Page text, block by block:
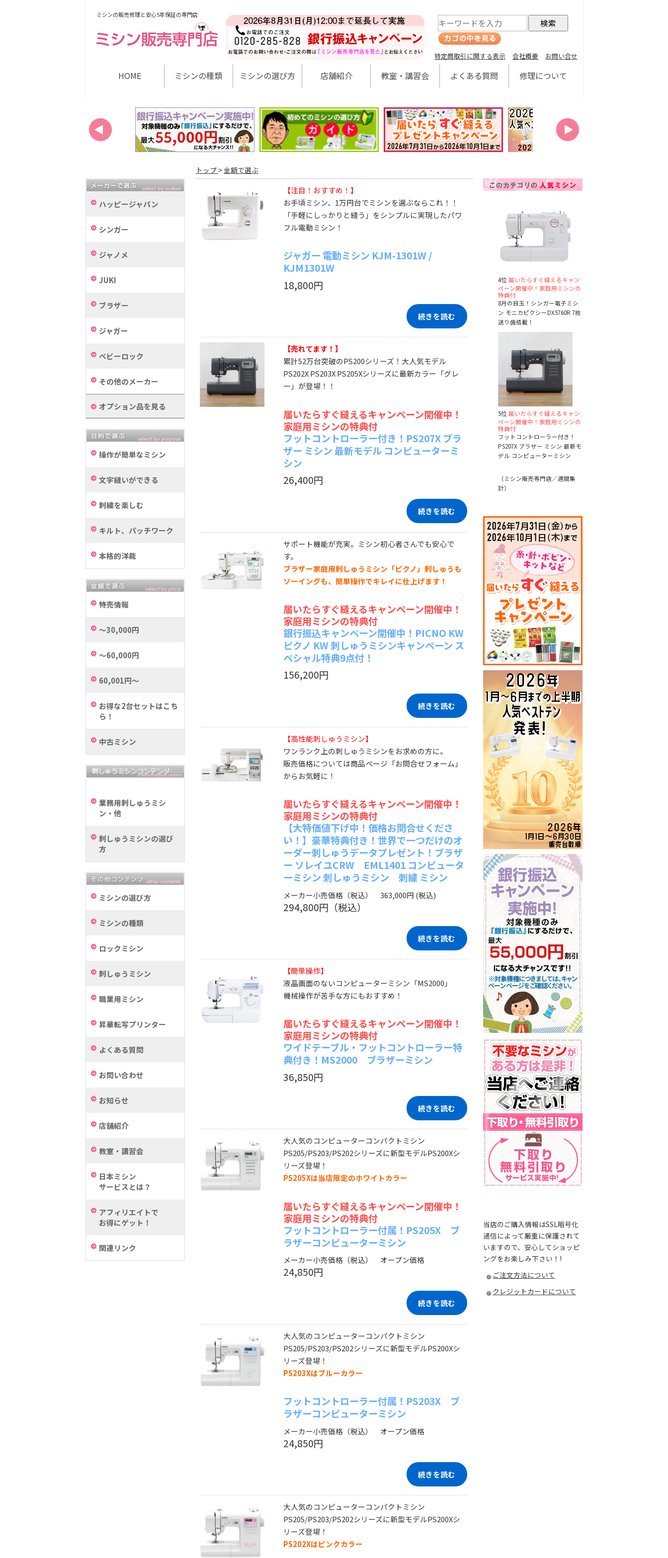
ミシンの販売修理と安心5年保証の専門店
特定商取引に関する表示 会社概要 お問い合せ
HOME ミシンの種類 ミシンの選び方 店舗紹介 教室・講習会 よくある質問 修理について
トップ >金額で選ぶ
【注目！おすすめ！】
お手頃ミシン、1万円台でミシンを選ぶならこれ！！
「手軽にしっかりと縫う」をシンプルに実現したパワ
フル電動ミシン！
ジャガー 電動ミシン KJM-1301W /
KJM1301W
18,800円
続きを読む
【売れてます！】
累計52万台突破のPS200シリーズ！大人気モデル
PS202X PS203X PS205Xシリーズに最新カラー「グレ
ー」が登場！！
届いたらすぐ縫えるキャンペーン開催中！
家庭用ミシンの特典付
フットコントローラー付き！PS207X ブラ
ザー ミシン 最新モデル コンピューターミ
シン
26,400円
続きを読む
サポート機能が充実。ミシン初心者さんでも安心で
す。
ブラザー家庭用刺しゅうミシン「ピクノ」刺しゅうも
ソーイングも、簡単操作でキレイに仕上げます！
届いたらすぐ縫えるキャンペーン開催中！
家庭用ミシンの特典付
銀行振込キャンペーン開催中！PICNO KW
ピクノ KW 刺しゅうミシンキャンペーン ス
ペシャル特典9点付！
156,200円
続きを読む
【高性能刺しゅうミシン】
ワンランク上の刺しゅうミシンをお求めの方に。
販売価格については商品ページ「お問合せフォーム」
からお気軽に！
届いたらすぐ縫えるキャンペーン開催中！
家庭用ミシンの特典付
【大特価値下げ中！価格お問合せくださ
い！】豪華特典付き！世界で一つだけのオ
ーダー刺しゅうデータプレゼント！ブラザ
ー ソレイユCRW EML1401 コンピュータ
ーミシン 刺しゅうミシン 刺繍 ミシン
メーカー小売価格（税込） 363,000円 (税込)
294,800円（税込）
続きを読む
【簡単操作】
液晶画面のないコンピューターミシン「MS2000」
機械操作が苦手な方にもおすすめ！
届いたらすぐ縫えるキャンペーン開催中！
家庭用ミシンの特典付
ワイドテーブル・フットコントローラー特
典付き！MS2000 ブラザーミシン
36,850円
続きを読む
大人気のコンピューターコンパクトミシン
PS205/PS203/PS202シリーズに新型モデルPS200Xシ
リーズ登場！
PS205Xは当店限定のホワイトカラー
届いたらすぐ縫えるキャンペーン開催中！
家庭用ミシンの特典付
フットコントローラー付属！PS205X ブ
ラザーコンピューターミシン
メーカー小売価格（税込） オープン価格
24,850円
続きを読む
大人気のコンピューターコンパクトミシン
PS205/PS203/PS202シリーズに新型モデルPS200Xシ
リーズ登場！
PS203Xはブルーカラー
フットコントローラー付属！PS203X ブ
ラザーコンピューターミシン
メーカー小売価格（税込） オープン価格
24,850円
続きを読む
大人気のコンピューターコンパクトミシン
PS205/PS203/PS202シリーズに新型モデルPS200Xシ
リーズ登場！
PS202Xはピンクカラー
ハッピージャパン
シンガー
ジャノメ
JUKI
ブラザー
ジャガー
ベビーロック
その他のメーカー
オプション品を見る
操作が簡単なミシン
文字縫いができる
刺繍を楽しむ
キルト、パッチワーク
本格的洋裁
特売情報
～30,000円
～60,000円
60,001円～
お得な2台セットはこち
ら！
中古ミシン
業務用刺しゅうミシ
ン・他
刺しゅうミシンの選び
方
ミシンの選び方
ミシンの種類
ロックミシン
刺しゅうミシン
職業用ミシン
昇華転写プリンター
よくある質問
お問い合わせ
お知らせ
店舗紹介
教室・講習会
日本ミシン
サービスとは？
アフィリエイトで
お得にゲット！
関連リンク
4位 届いたらすぐ縫えるキャン
ペーン開催中！家庭用ミシンの
特典付
8月の目玉！シンガー電子ミシ
ン モニカピクシーDX5760R 7枚
送り歯搭載！
5位 届いたらすぐ縫えるキャン
ペーン開催中！家庭用ミシンの
特典付
フットコントローラー付き！
PS207X ブラザー ミシン 最新モ
デル コンピューターミシン
（ミシン販売専門店／週間集
計）
当店のご購入情報はSSL暗号化
通信によって厳重に保護されて
いますので、安心してショッピ
ングをお楽しみ下さい！!
ご注文方法について
クレジットカードについて